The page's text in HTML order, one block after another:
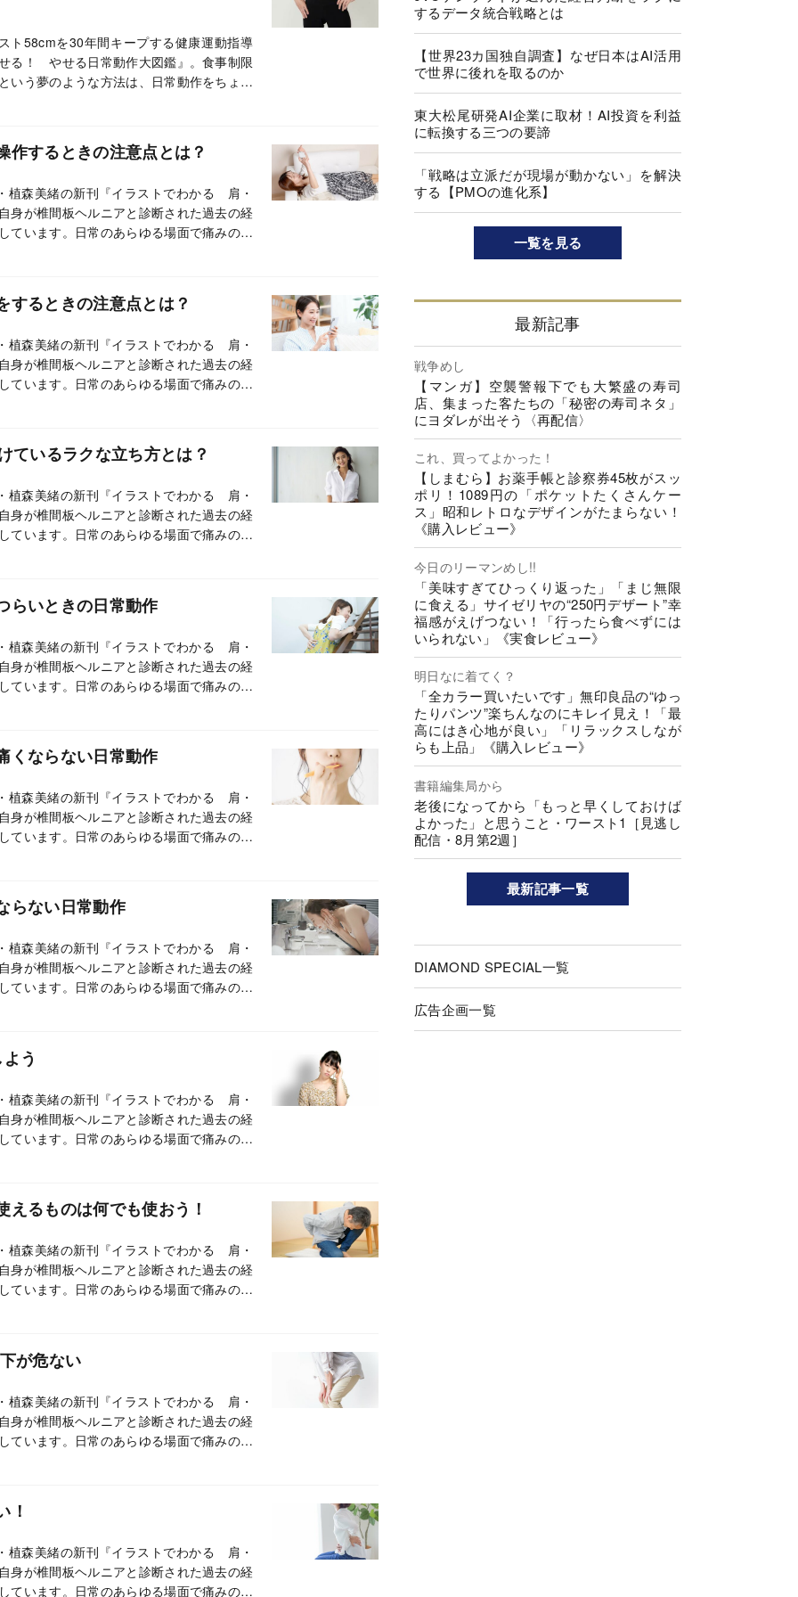
ト58cmを30年間キープする健康運動指導
る！ やせる日常動作大図鑑』。食事制限
いう夢のような方法は、日常動作をちょっ
作するときの注意点とは？
植森美緒の新刊『イラストでわかる 肩・
身が椎間板ヘルニアと診断された過去の経
ています。日常のあらゆる場面で痛みの出
するときの注意点とは？
植森美緒の新刊『イラストでわかる 肩・
身が椎間板ヘルニアと診断された過去の経
ています。日常のあらゆる場面で痛みの出
ているラクな立ち方とは？
植森美緒の新刊『イラストでわかる 肩・
身が椎間板ヘルニアと診断された過去の経
ています。日常のあらゆる場面で痛みの出
らいときの日常動作
植森美緒の新刊『イラストでわかる 肩・
身が椎間板ヘルニアと診断された過去の経
ています。日常のあらゆる場面で痛みの出
くならない日常動作
植森美緒の新刊『イラストでわかる 肩・
身が椎間板ヘルニアと診断された過去の経
ています。日常のあらゆる場面で痛みの出
らない日常動作
植森美緒の新刊『イラストでわかる 肩・
身が椎間板ヘルニアと診断された過去の経
ています。日常のあらゆる場面で痛みの出
う
植森美緒の新刊『イラストでわかる 肩・
身が椎間板ヘルニアと診断された過去の経
ています。日常のあらゆる場面で痛みの出
るものは何でも使おう！
植森美緒の新刊『イラストでわかる 肩・
身が椎間板ヘルニアと診断された過去の経
ています。日常のあらゆる場面で痛みの出
が危ない
植森美緒の新刊『イラストでわかる 肩・
身が椎間板ヘルニアと診断された過去の経
ています。日常のあらゆる場面で痛みの出
！
植森美緒の新刊『イラストでわかる 肩・
身が椎間板ヘルニアと診断された過去の経
ています。日常のあらゆる場面で痛みの出
するデータ統合戦略とは
【世界23カ国独自調査】なぜ日本はAI活用
で世界に後れを取るのか
東大松尾研発AI企業に取材！AI投資を利益
に転換する三つの要諦
「戦略は立派だが現場が動かない」を解決
する【PMOの進化系】
一覧を見る
最新記事
戦争めし
【マンガ】空襲警報下でも大繁盛の寿司
店、集まった客たちの「秘密の寿司ネタ」
にヨダレが出そう〈再配信〉
これ、買ってよかった！
【しまむら】お薬手帳と診察券45枚がスッ
ポリ！1089円の「ポケットたくさんケー
ス」昭和レトロなデザインがたまらない！
《購入レビュー》
今日のリーマンめし!!
「美味すぎてひっくり返った」「まじ無限
に食える」サイゼリヤの“250円デザート”幸
福感がえげつない！「行ったら食べずには
いられない」《実食レビュー》
明日なに着てく？
「全カラー買いたいです」無印良品の“ゆっ
たりパンツ”楽ちんなのにキレイ見え！「最
高にはき心地が良い」「リラックスしなが
らも上品」《購入レビュー》
書籍編集局から
老後になってから「もっと早くしておけば
よかった」と思うこと・ワースト1［見逃し
配信・8月第2週］
最新記事一覧
DIAMOND SPECIAL一覧
広告企画一覧